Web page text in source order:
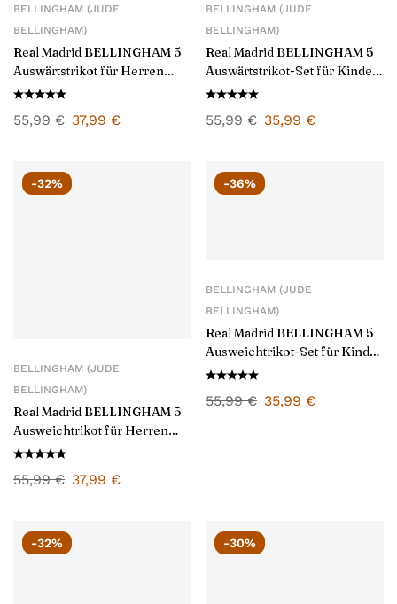
BELLINGHAM (JUDE
BELLINGHAM)
Real Madrid BELLINGHAM 5
Auswärtstrikot für Herren
2024/25
55,99€ 37,99 €
BELLINGHAM (JUDE
BELLINGHAM)
Real Madrid BELLINGHAM 5
Auswärtstrikot-Set für Kinder
2024/25
55,99€ 35,99 €
-32%
BELLINGHAM (JUDE
BELLINGHAM)
Real Madrid BELLINGHAM 5
Ausweichtrikot für Herren
2024/25
55,99€ 37,99 €
-36%
BELLINGHAM (JUDE
BELLINGHAM)
Real Madrid BELLINGHAM 5
Ausweichtrikot-Set für Kinder
2024/25
55,99€ 35,99 €
-32% -30%